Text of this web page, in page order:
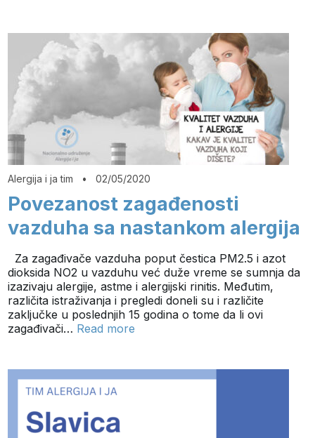
Alergija i ja tim •02/05/2020
Povezanost zagađenosti
vazduha sa nastankom alergija
Za zagađivače vazduha poput čestica PM2.5 i azot
dioksida NO2 u vazduhu već duže vreme se sumnja da
izazivaju alergije, astme i alergijski rinitis. Međutim,
različita istraživanja i pregledi doneli su i različite
zaključke u poslednjih 15 godina o tome da li ovi
zagađivači… Read more